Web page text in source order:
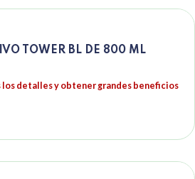
TOWER BL DE 800 ML
detalles y obtener grandes beneficios